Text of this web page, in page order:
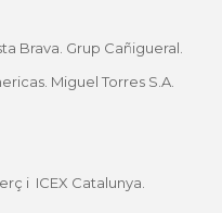
Brava. Grup Cañigueral.
Miguel Torres S.A.
i ICEX Catalunya.